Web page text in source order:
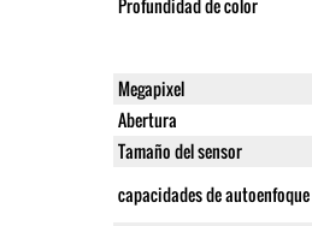
Profundidad de color
Megapixel
Abertura
Tamaño del sensor
capacidades de autoenfoque